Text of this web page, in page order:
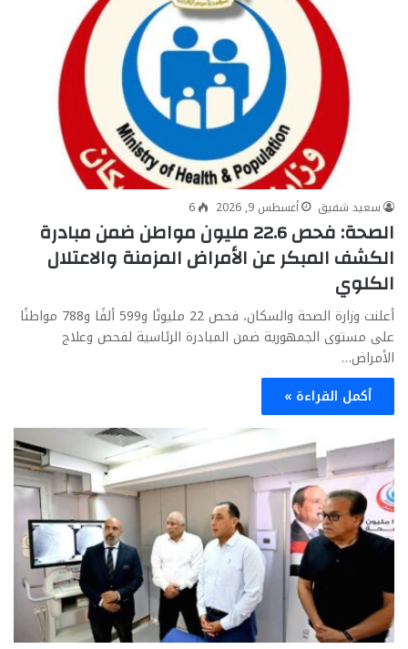
سعيد شفيق أغسطس 9, 2026 6
الصحة: فحص 22.6 مليون مواطن ضمن مبادرة
الكشف المبكر عن الأمراض المزمنة والاعتلال
الكلوي
أعلنت وزارة الصحة والسكان، فحص 22 مليونًا و599 ألفًا و788 مواطنًا
على مستوى الجمهورية ضمن المبادرة الرئاسية لفحص وعلاج
الأمراض…
أكمل القراءة »